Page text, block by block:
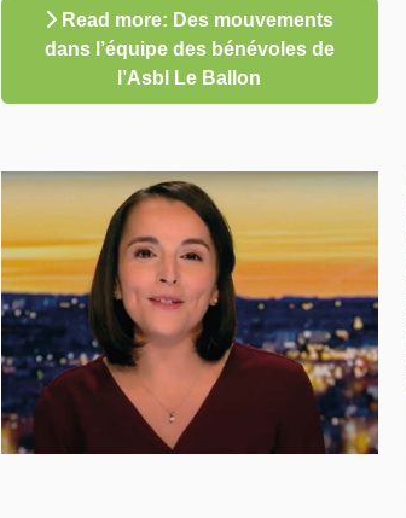
Read more: Des mouvements
dans l’équipe des bénévoles de
l’Asbl Le Ballon